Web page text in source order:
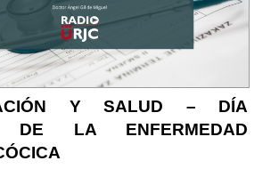
Y SALUD – DÍA
DE LA ENFERMEDAD